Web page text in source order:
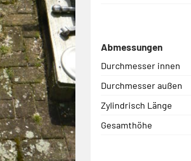
Abmessungen
Durchmesser innen
Durchmesser außen
Zylindrisch Länge
Gesamthöhe